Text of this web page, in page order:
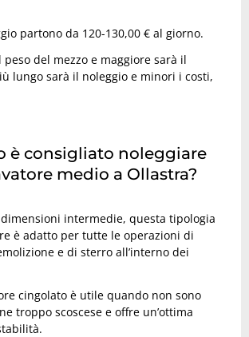
partono da 120-130,00 € al giorno.
del mezzo e maggiore sarà il
lungo sarà il noleggio e minori i costi,
è consigliato noleggiare
medio a Ollastra?
dimensioni intermedie, questa tipologia
è adatto per tutte le operazioni di
e di sterro all’interno dei
cingolato è utile quando non sono
troppo scoscese e offre un’ottima